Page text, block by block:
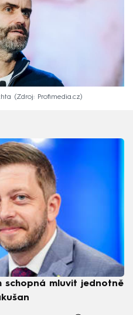
Zdroj: Profimedia.cz
mluvit jednotně